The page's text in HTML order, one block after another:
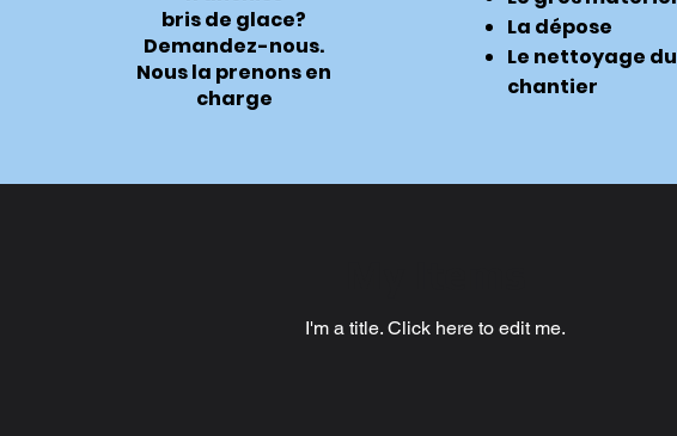
bris de glace?
Demandez-nous.
Nous la prenonsen
charge
La dépose
Le nettoyage du
chantier
I'm a title. ​Click here to edit me.